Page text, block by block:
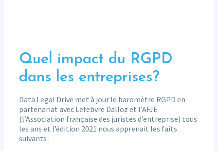
Quel impact du RGPD
dans les entreprises?
Data Legal Drive met à jour le baromètre RGPD en
partenariat avec Lefebvre Dalloz et l’AFJE
(l’Association française des juristes d’entreprise) tous
les ans et l’édition 2021 nous apprenait les faits
suivants :